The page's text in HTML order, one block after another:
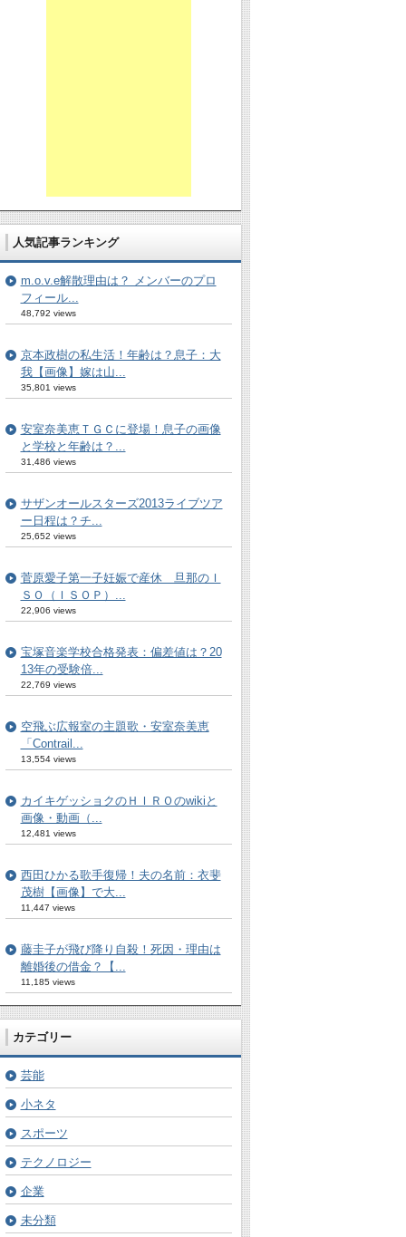
人気記事ランキング
m.o.v.e解散理由は？ メンバーのプロ
フィール...
48,792 views
京本政樹の私生活！年齢は？息子：大
我【画像】嫁は山...
35,801 views
安室奈美恵ＴＧＣに登場！息子の画像
と学校と年齢は？...
31,486 views
サザンオールスターズ2013ライブツア
ー日程は？チ...
25,652 views
菅原愛子第一子妊娠で産休 旦那のＩ
ＳＯ（ＩＳＯＰ）...
22,906 views
宝塚音楽学校合格発表：偏差値は？20
13年の受験倍...
22,769 views
空飛ぶ広報室の主題歌・安室奈美恵
「Contrail...
13,554 views
カイキゲッショクのＨＩＲＯのwikiと
画像・動画（...
12,481 views
西田ひかる歌手復帰！夫の名前：衣斐
茂樹【画像】で大...
11,447 views
藤圭子が飛び降り自殺！死因・理由は
離婚後の借金？【...
11,185 views
カテゴリー
芸能
小ネタ
スポーツ
テクノロジー
企業
未分類